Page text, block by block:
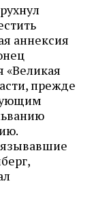
аннексия
«Великая
прежде